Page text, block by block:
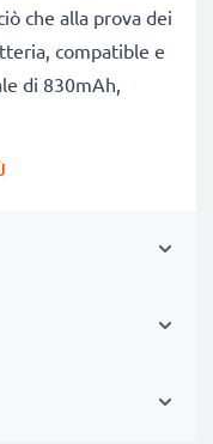
che alla prova dei
compatible e
di 830mAh,
eguagliano o
numero di cicli di